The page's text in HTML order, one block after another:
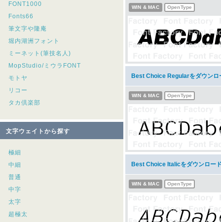
FONT1000
Fonts66
筆文字や隆庵
堀内湖洲フォント
ミーネット(筆技名人)
MopStudio/ミウラFONT
モトヤ
リコー
タカ倶楽部
文字ウェイトから探す
極細
中細
普通
中字
太字
超極太
WIN & MAC OpenType
Best Choice Regularをダウンロ
WIN & MAC OpenType
Best Choice Italicをダウンロー
WIN & MAC OpenType